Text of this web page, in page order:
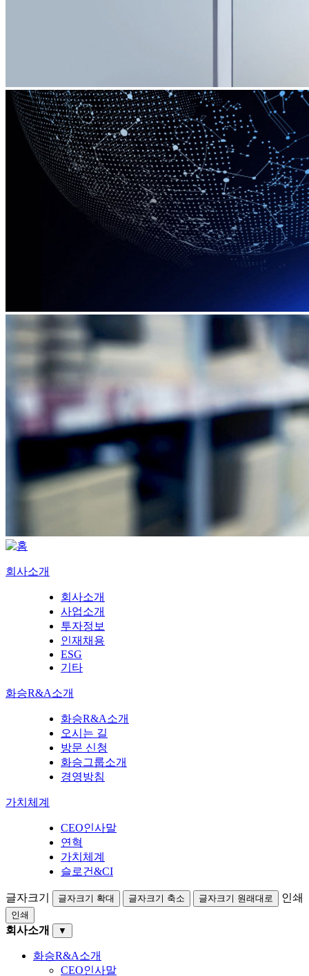
회사소개
회사소개
사업소개
투자정보
인재채용
ESG
기타
화승R&A소개
화승R&A소개
오시는 길
방문 신청
화승그룹소개
경영방침
가치체계
CEO인사말
연혁
가치체계
슬로건&CI
글자크기 글자크기 확대 글자크기 축소 글자크기 원래대로 인쇄
인쇄
회사소개 ▼
화승R&A소개
CEO인사말